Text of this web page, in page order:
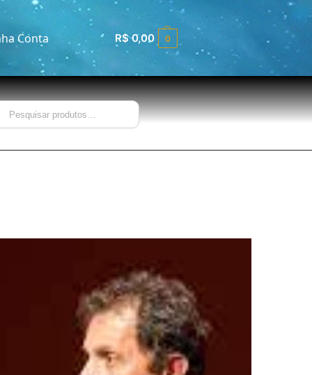
Conta R$0,00 0